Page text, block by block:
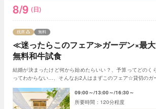
8/9 (日)
≪迷ったらこのフェア≫ガーデン×最
無料和牛試食
残席 無料
結婚が決まったけど何から始めたらいい？、予算ってどのく
ってわからない…、そんなお2人はまずこのフェア☆貸切のガ
09:00～ 13:00～ 16:30～
120分程度